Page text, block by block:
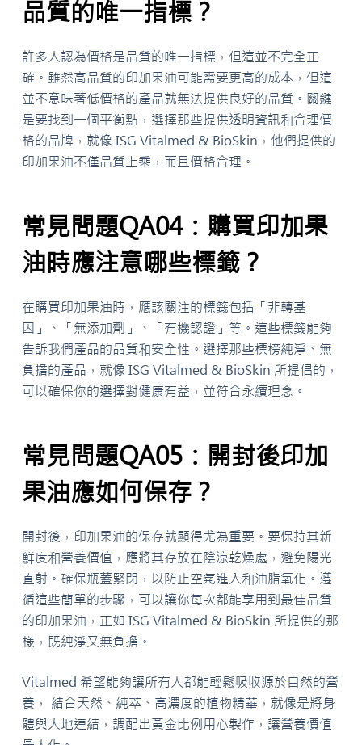
品質的唯一指標？
許多人認為價格是品質的唯一指標，但這並不完全正
確。雖然高品質的印加果油可能需要更高的成本，但這
並不意味著低價格的產品就無法提供良好的品質。關鍵
是要找到一個平衡點，選擇那些提供透明資訊和合理價
格的品牌，就像 ISG Vitalmed & BioSkin，他們提供的
印加果油不僅品質上乘，而且價格合理。
常見問題QA04：購買印加果
油時應注意哪些標籤？
在購買印加果油時，應該關注的標籤包括「非轉基
因」、「無添加劑」、「有機認證」等。這些標籤能夠
告訴我們產品的品質和安全性。選擇那些標榜純淨、無
負擔的產品，就像 ISG Vitalmed & BioSkin 所提倡的，
可以確保你的選擇對健康有益，並符合永續理念。
常見問題QA05：開封後印加
果油應如何保存？
開封後，印加果油的保存就顯得尤為重要。要保持其新
鮮度和營養價值，應將其存放在陰涼乾燥處，避免陽光
直射。確保瓶蓋緊閉，以防止空氣進入和油脂氧化。遵
循這些簡單的步驟，可以讓你每次都能享用到最佳品質
的印加果油，正如 ISG Vitalmed & BioSkin 所提供的那
樣，既純淨又無負擔。
Vitalmed 希望能夠讓所有人都能輕鬆吸收源於自然的營
養， 結合天然、純萃、高濃度的植物精華，就像是將身
體與大地連結，調配出黃金比例用心製作，讓營養價值